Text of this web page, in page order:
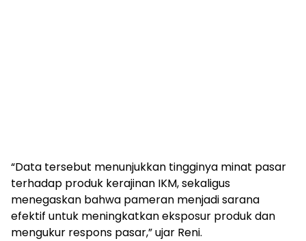
“Data tersebut menunjukkan tingginya minat pasar
terhadap produk kerajinan IKM, sekaligus
menegaskan bahwa pameran menjadi sarana
efektif untuk meningkatkan eksposur produk dan
mengukur respons pasar,” ujar Reni.